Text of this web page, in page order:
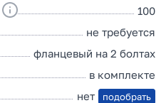
100
не требуется
фланцевый на 2 болтах
в комплекте
нет подобрать